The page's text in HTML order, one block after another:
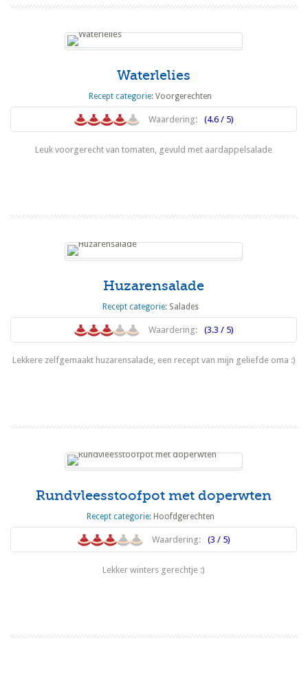
Waterlelies
Recept categorie:Voorgerechten
Waardering: (4.6 / 5)
Leuk voorgerecht van tomaten, gevuld met aardappelsalade
Huzarensalade
Recept categorie: Salades
Waardering: (3.3 / 5)
Lekkere zelfgemaakt huzarensalade, een recept van mijn geliefde oma :)
Rundvleesstoofpot met doperwten
Recept categorie: Hoofdgerechten
Waardering: (3 / 5)
Lekker winters gerechtje :)